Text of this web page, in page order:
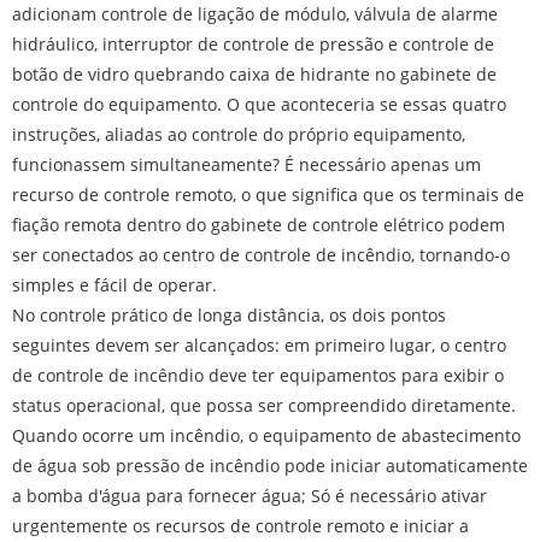
adicionam controle de ligação de módulo, válvula de alarme
hidráulico, interruptor de controle de pressão e controle de
botão de vidro quebrando caixa de hidrante no gabinete de
controle do equipamento. O que aconteceria se essas quatro
instruções, aliadas ao controle do próprio equipamento,
funcionassem simultaneamente? É necessário apenas um
recurso de controle remoto, o que significa que os terminais de
fiação remota dentro do gabinete de controle elétrico podem
ser conectados ao centro de controle de incêndio, tornando-o
simples e fácil de operar.
No controle prático de longa distância, os dois pontos
seguintes devem ser alcançados: em primeiro lugar, o centro
de controle de incêndio deve ter equipamentos para exibir o
status operacional, que possa ser compreendido diretamente.
Quando ocorre um incêndio, o equipamento de abastecimento
de água sob pressão de incêndio pode iniciar automaticamente
a bomba d'água para fornecer água; Só é necessário ativar
urgentemente os recursos de controle remoto e iniciar a